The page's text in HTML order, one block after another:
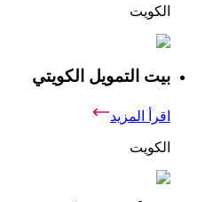
الكويت
بيت التمويل الكويتي
اقرأ المزيد
الكويت